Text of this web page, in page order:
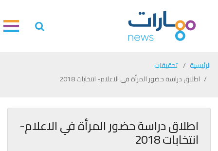
الرئيسية
تحقيقات
اطلاق دراسة حضور المرأة في الاعلام- انتخابات 2018
اطلاق دراسة حضور المرأة في الاعلام-
انتخابات 2018